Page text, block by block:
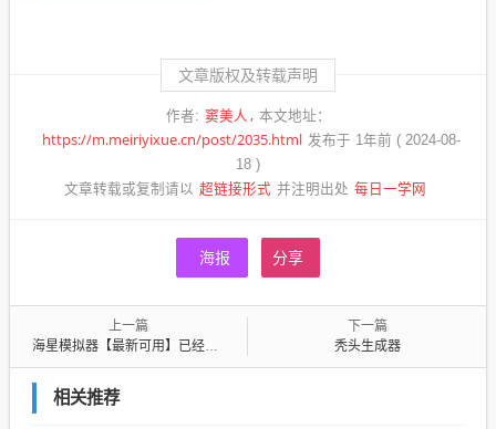
文章版权及转载声明
作者: 窦美人 本文地址：
https://m.meiriyixue.cn/post/2035.html 发布于 1年前 ( 2024-08-
18 )
文章转载或复制请以 超链接形式 并注明出处 每日一学网
海报 分享
上一篇
海星模拟器【最新可用】已经破解金手指（开gua）和存档等vip功能
下一篇
秃头生成器
相关推荐